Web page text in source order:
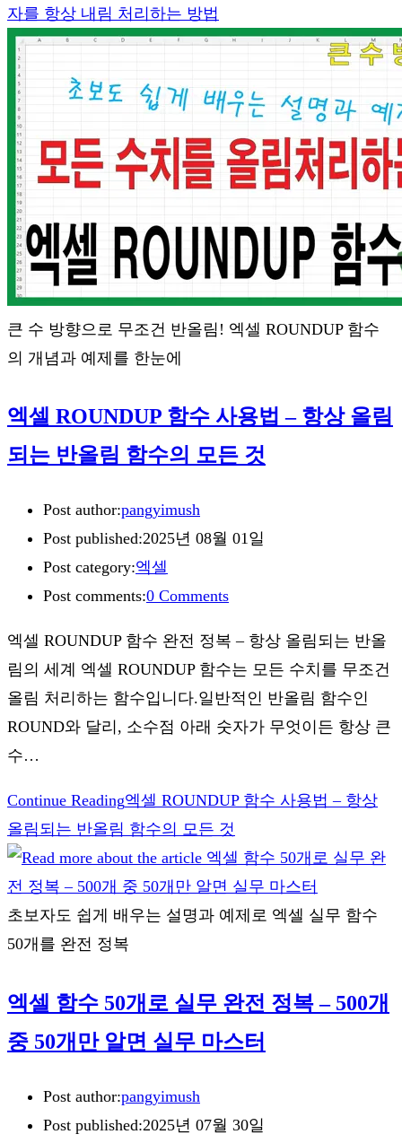
자를 항상 내림 처리하는 방법
큰 수 방향으로 무조건 반올림! 엑셀 ROUNDUP 함수
의 개념과 예제를 한눈에
엑셀 ROUNDUP 함수 사용법 – 항상 올림
되는 반올림 함수의 모든 것
Post author:pangyimush
Post published:2025년 08월 01일
Post category:엑셀
Post comments:0 Comments
엑셀 ROUNDUP 함수 완전 정복 – 항상 올림되는 반올
림의 세계 엑셀 ROUNDUP 함수는 모든 수치를 무조건
올림 처리하는 함수입니다.일반적인 반올림 함수인
ROUND와 달리, 소수점 아래 숫자가 무엇이든 항상 큰
수…
Continue Reading엑셀 ROUNDUP 함수 사용법 – 항상
올림되는 반올림 함수의 모든 것
초보자도 쉽게 배우는 설명과 예제로 엑셀 실무 함수
50개를 완전 정복
엑셀 함수 50개로 실무 완전 정복 – 500개
중 50개만 알면 실무 마스터
Post author:pangyimush
Post published:2025년 07월 30일